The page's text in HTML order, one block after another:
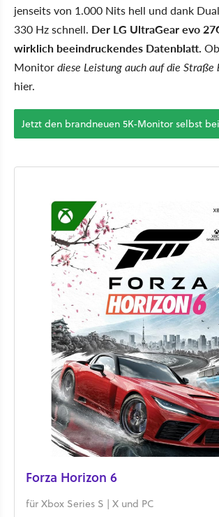
jenseits von 1.000 Nits hell und dank
330 Hz schnell. Der LG UltraGear evo
wirklich beeindruckendes Datenblatt.
Monitordiese Leistung auch auf die Straße
hier.
Jetzt den brandneuen 5K-Monitor selbst
Forza Horizon 6
für Xbox Series S | X und PC